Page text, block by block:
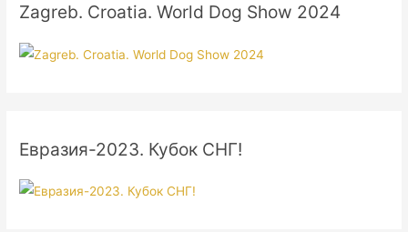
Zagreb. Croatia. World Dog Show 2024
Евразия-2023. Кубок СНГ!